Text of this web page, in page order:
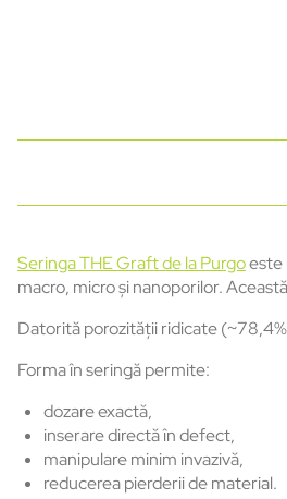
Seringa THE Graft de la Purgoeste
macro, micro și nanoporilor.
Datorită porozității ridicate
Forma în seringă permite:
dozare exactă,
inserare directă în defect,
manipulare minim invazivă,
reducerea pierderii de material.